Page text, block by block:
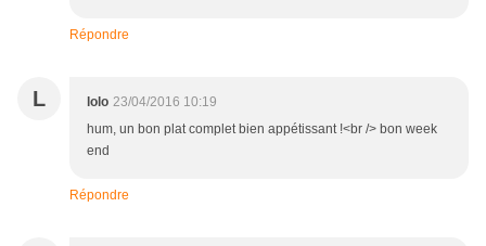
Répondre
L lolo 23/04/2016 10:19
hum, un bon plat complet bien appétissant !<br /> bon week
end
Répondre